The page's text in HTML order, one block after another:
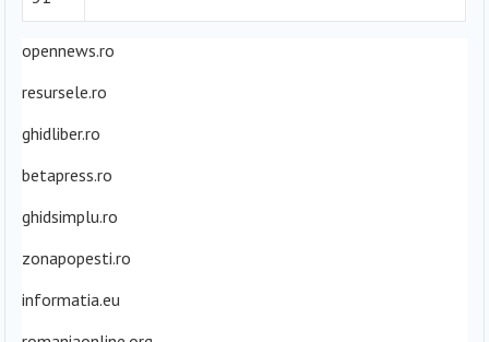
opennews.ro
resursele.ro
ghidliber.ro
betapress.ro
ghidsimplu.ro
zonapopesti.ro
informatia.eu